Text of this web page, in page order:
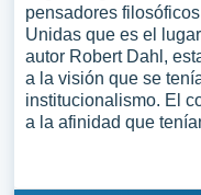
pensadores
Unidas que es el
autor Robert Dahl,
a la visión que se
institucionalismo. El
a la afinidad que